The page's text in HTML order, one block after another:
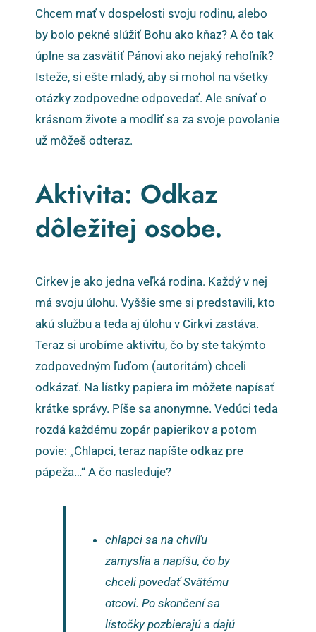
Chcem mať v dospelosti svoju rodinu, alebo
by bolo pekné slúžiť Bohu ako kňaz? A čo tak
úplne sa zasvätiť Pánovi ako nejaký rehoľník?
Isteže, si ešte mladý, aby si mohol na všetky
otázky zodpovedne odpovedať. Ale snívať o
krásnom živote a modliť sa za svoje povolanie
už môžeš odteraz.
Aktivita: Odkaz
dôležitej osobe.
Cirkev je ako jedna veľká rodina. Každý v nej
má svoju úlohu. Vyššie sme si predstavili, kto
akú službu a teda aj úlohu v Cirkvi zastáva.
Teraz si urobíme aktivitu, čo by ste takýmto
zodpovedným ľuďom (autoritám) chceli
odkázať. Na lístky papiera im môžete napísať
krátke správy. Píše sa anonymne. Vedúci teda
rozdá každému zopár papierikov a potom
povie: „Chlapci, teraz napíšte odkaz pre
pápeža…“ A čo nasleduje?
chlapci sa na chvíľu
zamyslia a napíšu, čo by
chceli povedať Svätému
otcovi. Po skončení sa
lístočky pozbierajú a dajú